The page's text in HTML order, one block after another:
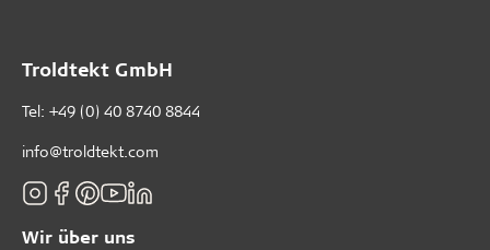
Troldtekt GmbH
Tel: +49 (0) 40 8740 8844
info@troldtekt.com
Wir über uns